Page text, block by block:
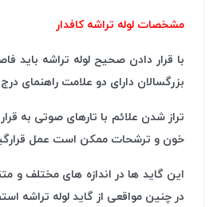
مشخصات لوله تراشه کافدار
بزرگسالان دارای دو علامت راهنمای درج سیاه در ۲ و ۴ سانتی متر بالاتر از کاف یا یک علامت در ۲-۳
تراز شدن علائم با تارهای صوتی به
خون و ترشحات ممکن است عمل قرارگیری
این گاید ها در اندازه های مختلف و
در چنین مواقعی از گاید لوله تراشه